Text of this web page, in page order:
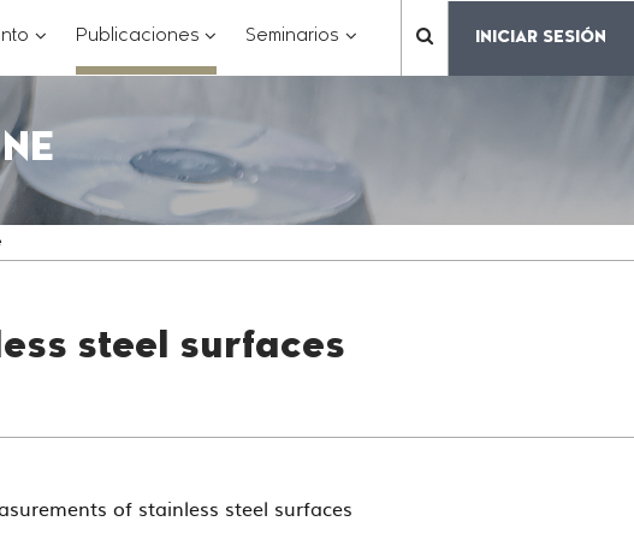
???
key.formatter.header.toggle.subsections???
Publicaciones???
key.formatter.header.toggle.subsections???
Seminarios ???
???
INICIAR SESIÓN
steel surfaces
of stainless steel surfaces